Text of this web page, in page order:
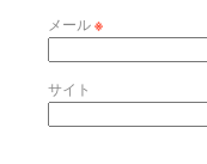
メール※
サイト